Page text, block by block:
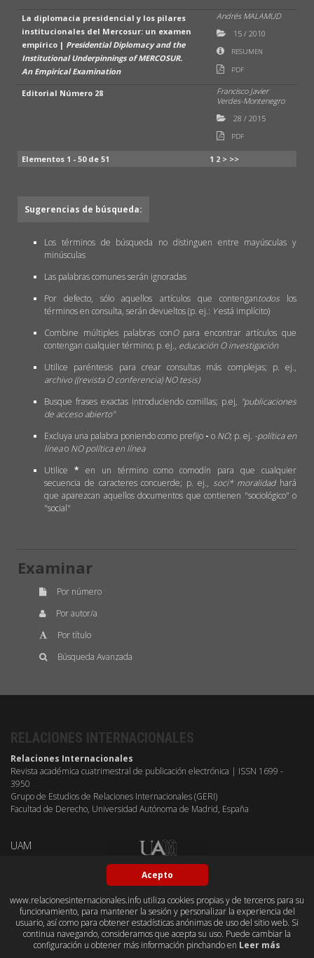
Acepto
www.relacionesinternacionales.info utiliza cookies propias y de terceros para su
funcionamiento, para mantener la sesión y personalizar la experiencia del
usuario, así como para obtener estadísticas anónimas de uso del sitio web. Si
continua navegando, consideramos que acepta su uso. Puede cambiar la
configuración u obtener más información pinchando en Leer más
La diplomacia presidencial y los pilares
institucionales del Mercosur: un examen
empírico | Presidential Diplomacy and the
Institutional Underpinnings of MERCOSUR.
An Empirical Examination
Andrés MALAMUD
15 /2010
RESUMEN
PDF
Editorial Número 28
Francisco Javier
Verdes-Montenegro
28 /2015
PDF
Elementos 1 - 50 de 51 1 2 > >>
Sugerencias de búsqueda:
Los términos de búsqueda no distinguen entre mayúsculas y
minúsculas
Las palabras comunes serán ignoradas
Por defecto, sólo aquellos artículos que contengantodoslos
términos en consulta, serán devueltos (p. ej.: Yestá implícito)
Combine múltiples palabras conOpara encontrar artículos que
contengan cualquier término; p. ej., educación O investigación
Utilice paréntesis para crear consultas más complejas; p. ej.,
archivo ((revista O conferencia) NO tesis)
Busque frases exactas introduciendo comillas; p.ej, "publicaciones
de acceso abierto"
Excluya una palabra poniendo como prefijo - o NO; p. ej. -política en
líneao NO política en línea
Utilice * en un término como comodín para que cualquier
secuencia de caracteres concuerde; p. ej., soci* moralidadhará
que aparezcan aquellos documentos que contienen "sociológico" o
"social"
Examinar
Por número
Por autor/a
Por título
Búsqueda Avanzada
RELACIONES INTERNACIONALES
Relaciones Internacionales
Revista académica cuatrimestral de publicación electrónica | ISSN 1699 -
3950
Grupo de Estudios de Relaciones Internacionales (GERI)
Facultad de Derecho, Universidad Autónoma de Madrid, España
UAM
BY-NC-SA OPEN ACESS GITHUB DUBLIN CORE PKP
CONTACTO